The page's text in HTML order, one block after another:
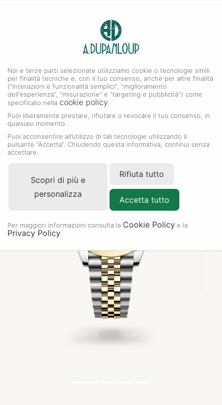
Collezione Datejust
Noi e terze parti selezionate utilizziamo cookie o tecnologie simili
per finalità tecniche e, con il tuo consenso, anche per altre finalità
(“interazioni e funzionalità semplici”, “miglioramento
dell'esperienza”, “misurazione” e “targeting e pubblicità”) come
specificato nella cookie policy
Puoi liberamente prestare, rifiutare o revocare il tuo consenso, in
qualsiasi momento.
Puoi acconsentire all’utilizzo di tali tecnologie utilizzando il
pulsante “Accetta”. Chiudendo questa informativa, continui senza
accettare.
Scopri di più e
personalizza
Rifiuta tutto
Accetta tutto
Per maggiori informazioni consulta la Cookie Policy e la
Privacy Policy